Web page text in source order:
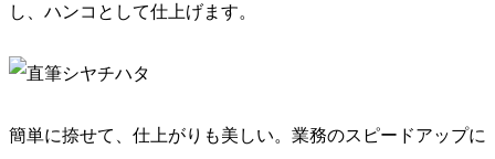
し、ハンコとして仕上げます。
簡単に捺せて、仕上がりも美しい。業務のスピードアップに